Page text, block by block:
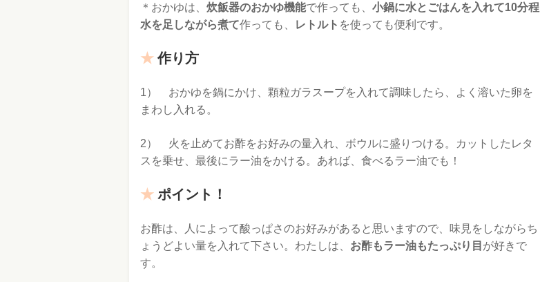
＊おかゆは、 炊飯器のおかゆ機能で作っても、 小鍋に水とごはんを入れて10分程
水を足しながら煮て作っても、 レトルト を使っても便利です。
作り方
1） おかゆを鍋にかけ、顆粒ガラスープを入れて調味したら、よく溶いた卵を
まわし入れる。
2） 火を止めてお酢をお好みの量入れ、ボウルに盛りつける。カットしたレタ
スを乗せ、最後にラー油をかける。あれば、食べるラー油でも！
ポイント！
お酢は、人によって酸っぱさのお好みがあると思いますので、味見をしながらち
ょうどよい量を入れて下さい。わたしは、 お酢もラー油もたっぷり目 が好きで
す。